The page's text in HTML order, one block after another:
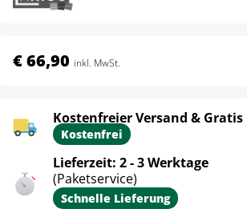
€ 66,90 inkl. MwSt.
Kostenfreier Versand & Gratis
Kostenfrei
Lieferzeit: 2 - 3 Werktage
(Paketservice)
Schnelle Lieferung